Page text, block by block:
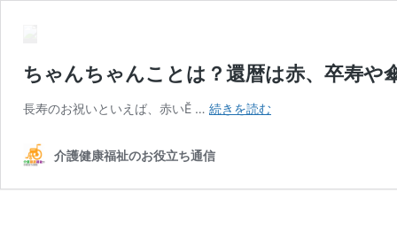
ちゃんちゃんことは？還暦は赤、卒寿や
長寿のお祝いといえば、赤いӖ … 続きを読む
介護健康福祉のお役立ち通信